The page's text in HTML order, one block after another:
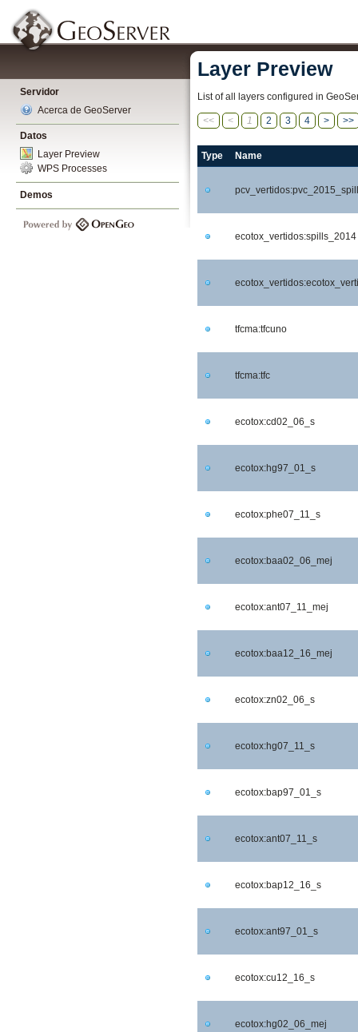
Servidor
Acerca de GeoServer
Datos
Layer Preview
WPS Processes
Demos
Layer Preview
List of all layers configured in
<< < 1 2 3 4 > >>
Type Name
ecotox_vertidos:spills_2014
tfcma:tfcuno
tfcma:tfc
ecotox:cd02_06_s
ecotox:hg97_01_s
ecotox:phe07_11_s
ecotox:baa02_06_mej
ecotox:ant07_11_mej
ecotox:baa12_16_mej
ecotox:zn02_06_s
ecotox:hg07_11_s
ecotox:bap97_01_s
ecotox:ant07_11_s
ecotox:bap12_16_s
ecotox:ant97_01_s
ecotox:cu12_16_s
ecotox:hg02_06_mej